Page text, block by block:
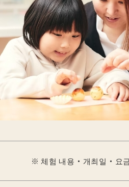
※ 체험 내용・개최일・요